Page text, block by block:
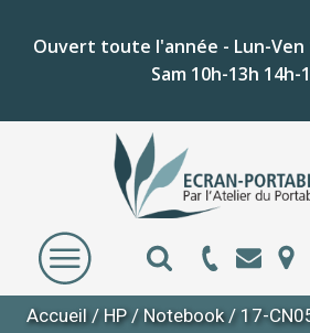
Ouvert toute l'année - Lun-Ven
Sam 10h-13h 14h-
Accueil/ HP / Notebook/ 17-